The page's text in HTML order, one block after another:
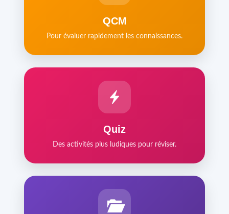
QCM
Pour évaluer rapidement les connaissances.
Quiz
Des activités plus ludiques pour réviser.